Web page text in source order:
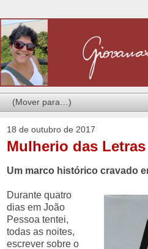
18 de outubro de 2017
Mulherio das Letras
Um marco histórico cravado
Durante quatro
dias em João
Pessoa tentei,
todas as noites,
escrever sobre o